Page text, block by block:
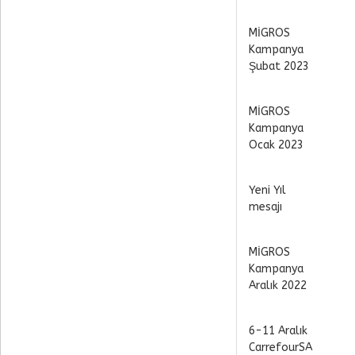
MİGROS
Kampanya
Şubat 2023
MİGROS
Kampanya
Ocak 2023
Yeni Yıl
mesajı
MİGROS
Kampanya
Aralık 2022
6-11 Aralık
CarrefourSA